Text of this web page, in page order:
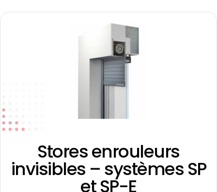
Stores enrouleurs
invisibles – systèmes SP
et SP-E